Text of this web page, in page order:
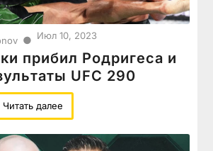
● Июл 10, 2023
прибил Родригеса и
UFC 290
Читать далее